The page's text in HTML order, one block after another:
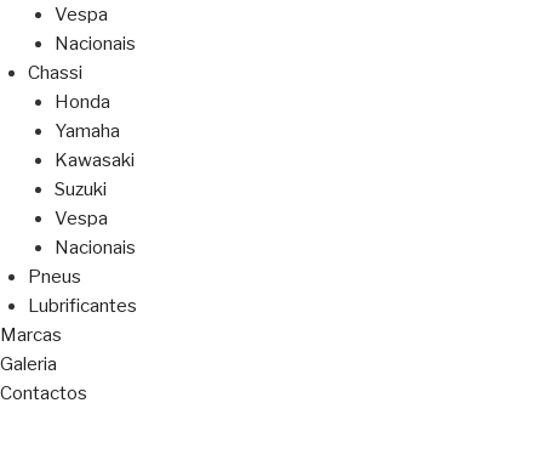
Vespa
Nacionais
Chassi
Honda
Yamaha
Kawasaki
Suzuki
Vespa
Nacionais
Pneus
Lubrificantes
Marcas
Galeria
Contactos